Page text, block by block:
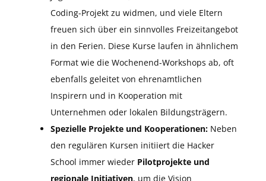
Coding-Projekt zu widmen, und viele Eltern
freuen sich über ein sinnvolles Freizeitangebot
in den Ferien. Diese Kurse laufen in ähnlichem
Format wie die Wochenend-Workshops ab, oft
ebenfalls geleitet von ehrenamtlichen
Inspirern und in Kooperation mit
Unternehmen oder lokalen Bildungsträgern.
Spezielle Projekte und Kooperationen: Neben
den regulären Kursen initiiert die Hacker
School immer wieder Pilotprojekte und
regionale Initiativen, um die Vision